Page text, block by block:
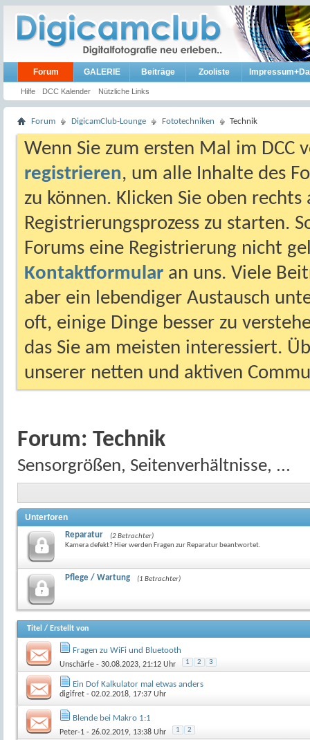
Forum
Hilfe DCC Kalender Nützliche Links
GALERIE Beiträge Zooliste
Forum DigicamClub-Lounge Fototechniken Technik
Wenn Sie zum ersten Mal im DCC
registrieren, um alle Inhalte des
zu können. Klicken Sie oben
Registrierungsprozess zu starten.
Forums eine Registrierung nicht
Kontaktformular an uns. Viele
aber ein lebendiger Austausch
oft, einige Dinge besser zu
das Sie am meisten interessiert.
unserer netten und aktiven
Forum: Technik
Sensorgrößen, Seitenverhältnisse, ...
Unterforen
Reparatur
(2 Betrachter)
Kamera defekt? Hier werden Fragen zur Reparatur beantwortet.
Pflege / Wartung (1 Betrachter)
Titel / Erstellt von
Fragen zu WiFi und Bluetooth
Unschärfe - 30.08.2023, 21:12 Uhr 1 2 3
Ein Dof Kalkulator mal etwas anders
digifret - 02.02.2018, 17:37 Uhr
Blende bei Makro 1:1
Peter-1 - 26.02.2019, 13:38 Uhr 1 2